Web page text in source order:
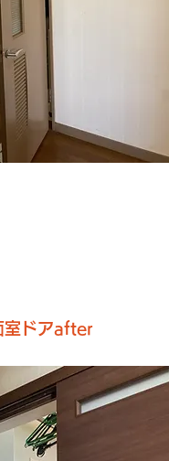
室ドアafter